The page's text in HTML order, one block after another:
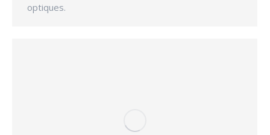
optiques.